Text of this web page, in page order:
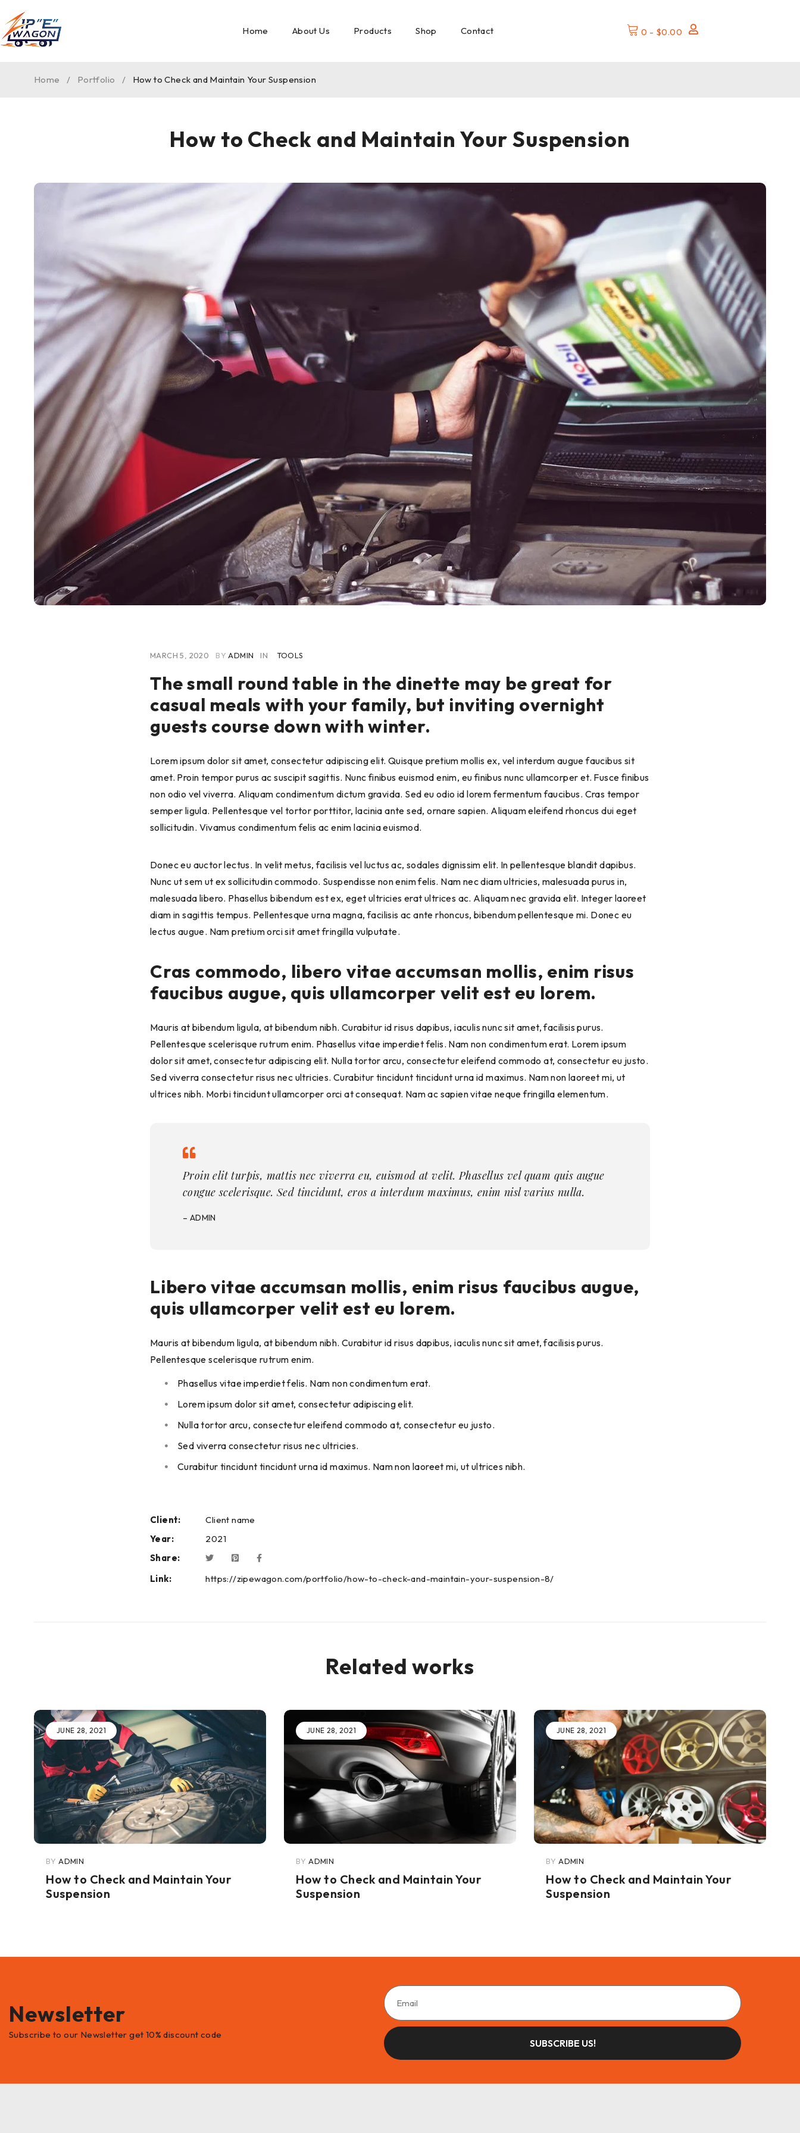
Home About Us Products Shop Contact 0 - $0.00
Home / Portfolio / How to Check and Maintain Your Suspension
How to Check and Maintain Your Suspension
MARCH 5, 2020 BY ADMIN IN TOOLS
The small round table in the dinette may be great for
casual meals with your family, but inviting overnight
guests course down with winter.
Lorem ipsum dolor sit amet, consectetur adipiscing elit. Quisque pretium mollis ex, vel interdum augue faucibus sit
amet. Proin tempor purus ac suscipit sagittis. Nunc finibus euismod enim, eu finibus nunc ullamcorper et. Fusce finibus
non odio vel viverra. Aliquam condimentum dictum gravida. Sed eu odio id lorem fermentum faucibus. Cras tempor
semper ligula. Pellentesque vel tortor porttitor, lacinia ante sed, ornare sapien. Aliquam eleifend rhoncus dui eget
sollicitudin. Vivamus condimentum felis ac enim lacinia euismod.
Donec eu auctor lectus. In velit metus, facilisis vel luctus ac, sodales dignissim elit. In pellentesque blandit dapibus.
Nunc ut sem ut ex sollicitudin commodo. Suspendisse non enim felis. Nam nec diam ultricies, malesuada purus in,
malesuada libero. Phasellus bibendum est ex, eget ultricies erat ultrices ac. Aliquam nec gravida elit. Integer laoreet
diam in sagittis tempus. Pellentesque urna magna, facilisis ac ante rhoncus, bibendum pellentesque mi. Donec eu
lectus augue. Nam pretium orci sit amet fringilla vulputate.
Cras commodo, libero vitae accumsan mollis, enim risus
faucibus augue, quis ullamcorper velit est eu lorem.
Mauris at bibendum ligula, at bibendum nibh. Curabitur id risus dapibus, iaculis nunc sit amet, facilisis purus.
Pellentesque scelerisque rutrum enim. Phasellus vitae imperdiet felis. Nam non condimentum erat. Lorem ipsum
dolor sit amet, consectetur adipiscing elit. Nulla tortor arcu, consectetur eleifend commodo at, consectetur eu justo.
Sed viverra consectetur risus nec ultricies. Curabitur tincidunt tincidunt urna id maximus. Nam non laoreet mi, ut
ultrices nibh. Morbi tincidunt ullamcorper orci at consequat. Nam ac sapien vitae neque fringilla elementum.
Proin elit turpis, mattis nec viverra eu, euismod at velit. Phasellus vel quam quis augue
congue scelerisque. Sed tincidunt, eros a interdum maximus, enim nisl varius nulla.
– ADMIN
Libero vitae accumsan mollis, enim risus faucibus augue,
quis ullamcorper velit est eu lorem.
Mauris at bibendum ligula, at bibendum nibh. Curabitur id risus dapibus, iaculis nunc sit amet, facilisis purus.
Pellentesque scelerisque rutrum enim.
Phasellus vitae imperdiet felis. Nam non condimentum erat.
Lorem ipsum dolor sit amet, consectetur adipiscing elit.
Nulla tortor arcu, consectetur eleifend commodo at, consectetur eu justo.
Sed viverra consectetur risus nec ultricies.
Curabitur tincidunt tincidunt urna id maximus. Nam non laoreet mi, ut ultrices nibh.
Client:
Client name
Year:
2021
Share:
Link:
https://zipewagon.com/portfolio/how-to-check-and-maintain-your-suspension-8/
Related works
JUNE 28, 2021
BY ADMIN
How to Check and Maintain Your
Suspension
JUNE 28, 2021
BY ADMIN
How to Check and Maintain Your
Suspension
JUNE 28, 2021
BY ADMIN
How to Check and Maintain Your
Suspension
Newsletter
Subscribe to our Newsletter get 10% discount code
SUBSCRIBE US!